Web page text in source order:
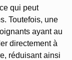
qui peut
Toutefois, une
ayant au
directement à
réduisant ainsi